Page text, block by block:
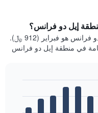
إيل دو فرانس؟
الشهر الأرخص لحجز فندق في منطقة إيل دو فرانس هو فبراير (912 ﷼).
في منطقة إيل دو فرانس